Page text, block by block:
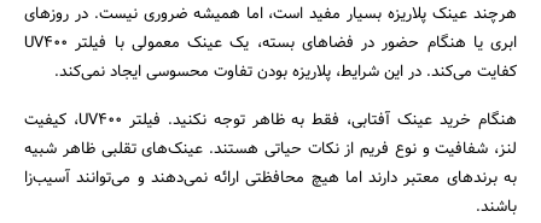
هرچند عینک پلاریزه بسیار مفید است، اما همیشه ضروری نیست. در روزهای
ابری یا هنگام حضور در فضاهای بسته، یک عینک معمولی با فیلتر UV400
کفایت می‌کند. در این شرایط، پلاریزه بودن تفاوت محسوسی ایجاد نمی‌کند.
هنگام خرید عینک آفتابی، فقط به ظاهر توجه نکنید. فیلتر UV400، کیفیت
لنز، شفافیت و نوع فریم از نکات حیاتی هستند. عینک‌های تقلبی ظاهر شبیه
به برندهای معتبر دارند اما هیچ محافظتی ارائه نمی‌دهند و می‌توانند آسیب‌زا
باشند.